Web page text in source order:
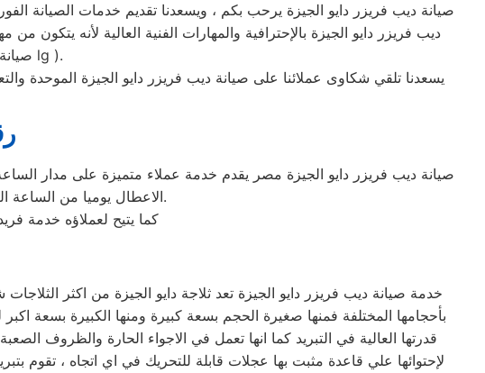
صيانة ديب فريزر دايو الجيزة يرحب بكم ، ويسعدنا تقديم خدمات الصيانة
ديب فريزر دايو الجيزة بالإحترافية والمهارات الفنية العالية لأنه
الخدمات التي يتم تقديمها لحضراتكم وبأمر مباشر من (صيانة lg ).
يسعدنا تلقي شكاوى عملائنا على صيانة ديب فريزر دايو الجيزة الموحدة
صيانة ديب فريزر دايو الجيزة مصر يقدم خدمة عملاء متميزة على مدار
الاعطال يوميا من الساعة التاسعة صباحا حتى التاسعة مساء من خلال الرقم المختصر لخدمة العملاء.
كما يتيح لعملاؤه خدمة
خدمة صيانة ديب فريزر دايو الجيزة تعد ثلاجة دايو الجيزة من اكثر
قدرتها العالية في التبريد كما انها تعمل في الاجواء الحارة والظروف
لإحتوائها علي قاعدة مثبت بها عجلات قابلة للتحريك في اي اتجاه ، تقوم